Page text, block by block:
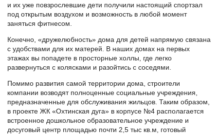
и их уже повзрослевшие дети получили настоящий спортзал
под открытым воздухом и возможность в любой момент
заняться фитнесом.
Конечно, «дружелюбность» дома для детей напрямую связана
с удобствами для их матерей. В наших домах на первых
этажах вы попадете в просторные холлы, где легко
развернуться с колясками и разойтись с соседями.
Помимо развития самой территории дома, строители
компании возводят полноценные социальные учреждения,
предназначенные для обслуживания жильцов. Таким образом,
в проекте ЖК «Охтинская дуга» в корпусе №4 располагается
встроенное дошкольное образовательное учреждение и
досуговый центр площадью почти 2,5 тыс кв.м, готовый